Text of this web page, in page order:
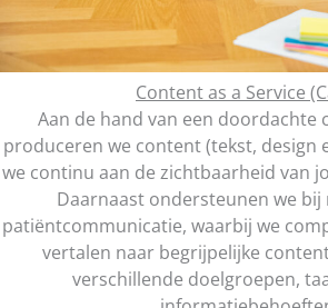
Content as a Service
Aan de hand van een doordachte
produceren we content (tekst, design
we continu aan de zichtbaarheid van
Daarnaast ondersteunen we bij
patiëntcommunicatie, waarbij we
vertalen naar begrijpelijke
verschillende doelgroepen,